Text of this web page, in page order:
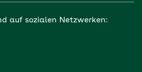
auf sozialen Netzwerken: